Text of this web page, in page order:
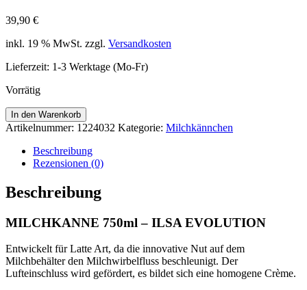
39,90 €
inkl. 19 % MwSt. zzgl. Versandkosten
Lieferzeit: 1-3 Werktage (Mo-Fr)
Vorrätig
MILCHKANNE
750ml
ILSA
EVOLUTION
In den Warenkorb
Artikelnummer: 1224032 Kategorie: Milchkännchen
Beschreibung
Rezensionen (0)
Beschreibung
MILCHKANNE 750ml – ILSA EVOLUTION
Entwickelt für Latte Art, da die innovative Nut auf dem
Milchbehälter den Milchwirbelfluss beschleunigt. Der
Lufteinschluss wird gefördert, es bildet sich eine homogene Crème.